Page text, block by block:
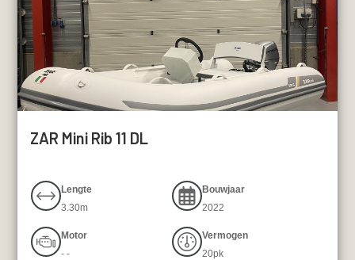
ZAR Mini Rib 11 DL
Lengte
3.30m
Bouwjaar
2022
Motor
- -
Vermogen
20pk